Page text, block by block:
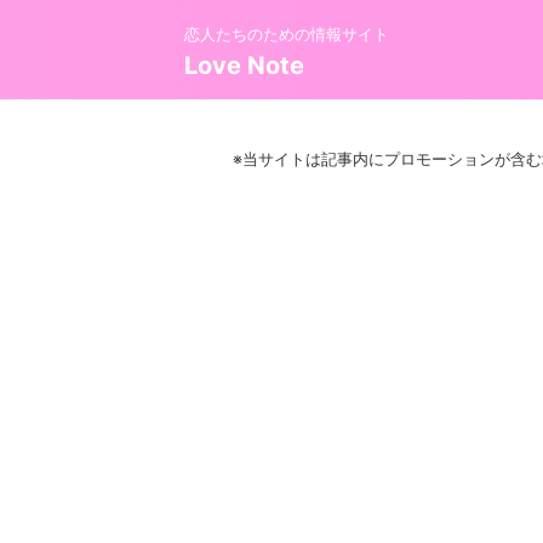
恋人たちのための情報サイト
Love Note
※当サイトは記事内にプロモーションが含む